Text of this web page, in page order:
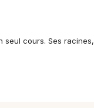
seul cours. Ses racines,